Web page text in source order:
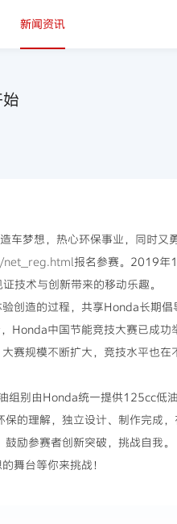
新闻资讯
梦想，热心环保事业，同时又
net_reg.html报名参赛。2019年
技术与创新带来的移动乐趣。
创造的过程，共享Honda长期倡
Honda中国节能竞技大赛已成功
赛规模不断扩大，竞技水平也在
组别由Honda统一提供125cc低
的理解，独立设计、制作完成
励参赛者创新突破，挑战自我。
舞台等你来挑战！